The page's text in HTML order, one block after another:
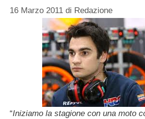
16 Marzo 2011 di Redazione
“Iniziamo la stagione con una moto